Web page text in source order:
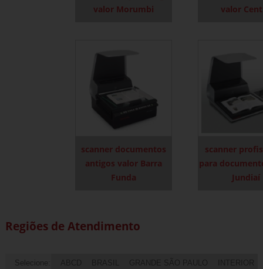
valor Morumbi
valor
scanner documentos
antigos valor Barra
Funda
scanner
para
Jundiaí
Regiões de Atendimento
Selecione: ABCD BRASIL GRANDE SÃO PAULO INTERIOR